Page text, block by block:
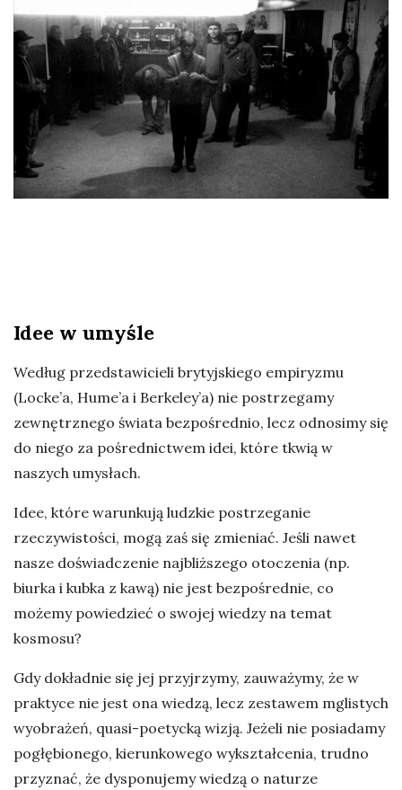
n
e
k
a
d
Idee w umyśle
Według przedstawicieli brytyjskiego empiryzmu
(Locke’a, Hume’a i Berkeley’a) nie postrzegamy
zewnętrznego świata bezpośrednio, lecz odnosimy się
do niego za pośrednictwem idei, które tkwią w
naszych umysłach.
Idee, które warunkują ludzkie postrzeganie
rzeczywistości, mogą zaś się zmieniać. Jeśli nawet
nasze doświadczenie najbliższego otoczenia (np.
biurka i kubka z kawą) nie jest bezpośrednie, co
możemy powiedzieć o swojej wiedzy na temat
kosmosu?
Gdy dokładnie się jej przyjrzymy, zauważymy, że w
praktyce nie jest ona wiedzą, lecz zestawem mglistych
wyobrażeń, quasi-poetycką wizją. Jeżeli nie posiadamy
pogłębionego, kierunkowego wykształcenia, trudno
przyznać, że dysponujemy wiedzą o naturze